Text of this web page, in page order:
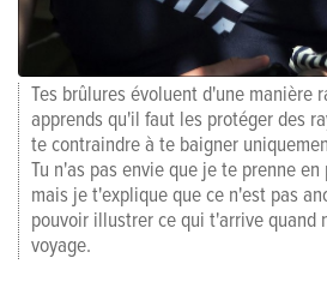
Tes brûlures évoluent d'une manière
apprends qu'il faut les protéger des
te contraindre à te baigner
Tu n'as pas envie que je te prenne
mais je t'explique que ce n'est pas
pouvoir illustrer ce qui t'arrive quand
voyage.